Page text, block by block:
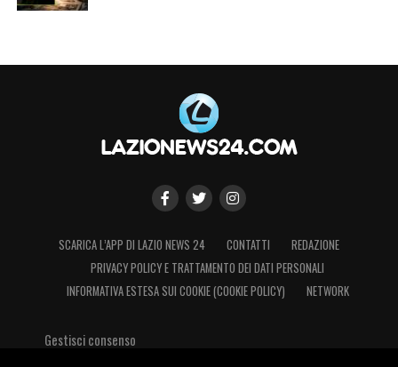
SCARICA L’APP DI LAZIO NEWS 24 CONTATTI
REDAZIONE
PRIVACY POLICY E TRATTAMENTO DEI DATI PERSONALI
INFORMATIVA ESTESA SUI COOKIE (COOKIE POLICY)
NETWORK
Gestisci consenso